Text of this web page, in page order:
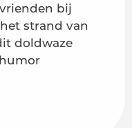
bij
strand van
doldwaze